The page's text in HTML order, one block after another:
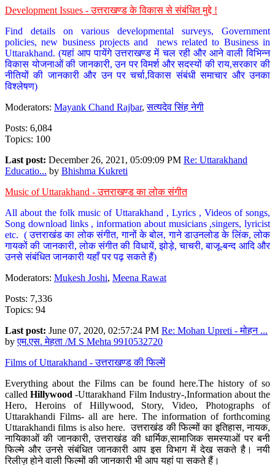
Development Issues - उत्तराखण्ड के विकास से संबंधित मुद्दे !
Find details on various developmental surveys, Government
policies, new business projects and news related to Business in
Uttarakhand. (यहां आप पायेंगे उत्तराखण्ड में चल रही और आने वाली विभिन्न
विकास योजनाओं की जानकारी, उन पर विमर्श और सदस्यों की राय,सरकार की
नीतियों की जानकारी और उन पर चर्चा,विकास संबंधी समाचार और उनका
विश्लेषण)
Moderators: Mayank Chand Rajbar,सत्यदेव सिंह नेगी
Posts: 6,084
Topics: 100
Last post: December 26, 2021, 05:09:09 PM Re: Uttarakhand
Educatio... by Bhishma Kukreti
Music of Uttarakhand - उत्तराखण्ड का लोक संगीत
All about the folk music of Uttarakhand , Lyrics , Videos of songs,
Song download links , information about musicians ,singers, lyricist
etc. ( उत्तराखंड का लोक संगीत, गानों के बोल, गाने डाउनलोड के लिंक, लोक
गायकों की जानकारी, लोक संगीत की विधायें, झोड़े, चाचरी, बाजू-बन्द आदि और
उनसे संबंधित जानकारी यहाँ पर पढ़ सकते हैं)
Moderators: Mukesh Joshi, Meena Rawat
Posts: 7,336
Topics: 94
Last post: June 07, 2020, 02:57:24 PM Re: Mohan Upreti - मोहन ...
byएम.एस. मेहता /M S Mehta 9910532720
Films of Uttarakhand - उत्तराखण्ड की फिल्में
Everything about the Films can be found here.The history of so
calledHillywood-Uttarakhand Film Industry-,Information about the
Hero, Heroins of Hillywood, Story, Video, Photographs of
Uttarakhandi Films- all are here. The information of forthcoming
Uttarakhandi films is also here. उत्तराखंड की फिल्मों का इतिहास, नायक,
नायिकाओं की जानकारी, उत्तराखंड की धार्मिक,सामाजिक समस्याओं पर बनी
फिल्मे और उनसे संबंधित जानकारी आप इस विभाग में देख सकते है। नयी
रिलीज़ होने वाली फिल्मों की जानकारी भी आप यहां पा सकते हैं।